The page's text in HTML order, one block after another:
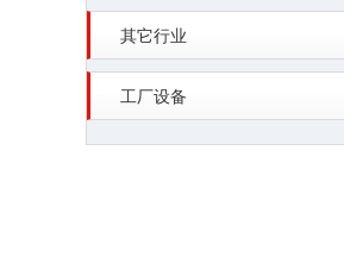
其它行业
工厂设备